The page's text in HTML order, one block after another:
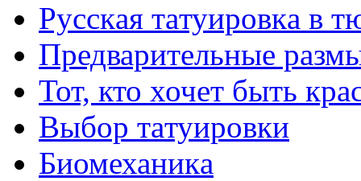
Русскaя тaтуировкa в
Предварительные
Тот, кто хочет быть
Выбор тaтуировки
Биомеханикa